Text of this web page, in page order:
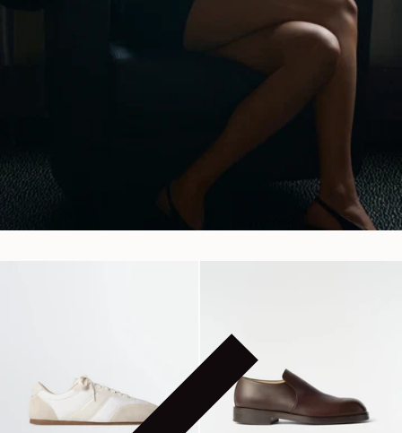
通常価格
520€
1 カラー
通常価格
820€